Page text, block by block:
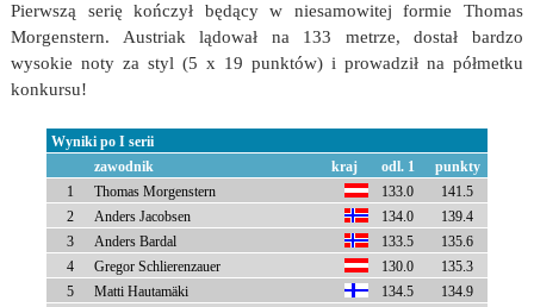
Pierwszą serię kończył będący w niesamowitej formie Thomas
Morgenstern. Austriak lądował na 133 metrze, dostał bardzo
wysokie noty za styl (5 x 19 punktów) i prowadził na półmetku
konkursu!
Wyniki po I serii
zawodnik
kraj odl. 1
punkty
1
Thomas Morgenstern 133.0
141.5
2
Anders Jacobsen 134.0
139.4
3
Anders Bardal 133.5
135.6
4
Gregor Schlierenzauer 130.0
135.3
5
Matti Hautamäki 134.5
134.9